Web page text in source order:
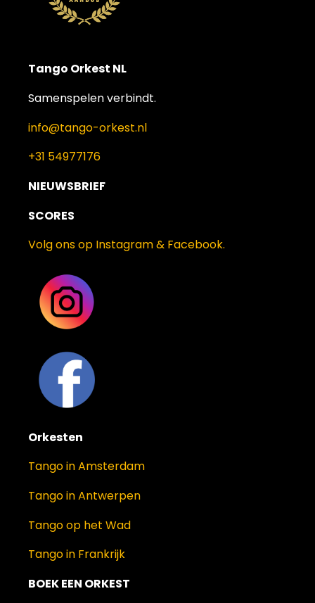
Tango Orkest NL
Samenspelen verbindt.
info@tango-orkest.nl
+31 54977176
NIEUWSBRIEF
SCORES
Volg ons op Instagram & Facebook.
Orkesten
Tango in Amsterdam
Tango in Antwerpen
Tango op het Wad
Tango in Frankrijk
BOEK EEN ORKEST